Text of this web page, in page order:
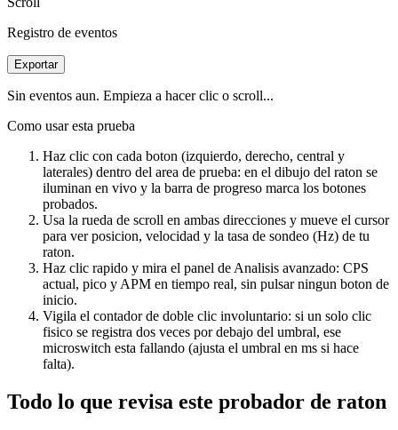
Registro de eventos
Exportar
Sin eventos aun. Empieza a hacer clic o scroll...
Como usar esta prueba
Haz clic con cada boton (izquierdo, derecho, central y
laterales) dentro del area de prueba: en el dibujo del raton se
iluminan en vivo y la barra de progreso marca los botones
probados.
Usa la rueda de scroll en ambas direcciones y mueve el cursor
para ver posicion, velocidad y la tasa de sondeo (Hz) de tu
raton.
Haz clic rapido y mira el panel de Analisis avanzado: CPS
actual, pico y APM en tiempo real, sin pulsar ningun boton de
inicio.
Vigila el contador de doble clic involuntario: si un solo clic
fisico se registra dos veces por debajo del umbral, ese
microswitch esta fallando (ajusta el umbral en ms si hace
falta).
Todo lo que revisa este probador de raton